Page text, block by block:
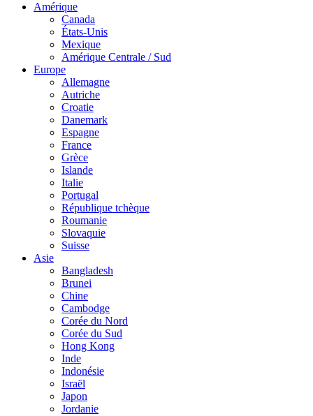
Amérique
Canada
États-Unis
Mexique
Amérique Centrale / Sud
Europe
Allemagne
Autriche
Croatie
Danemark
Espagne
France
Grèce
Islande
Italie
Portugal
République tchèque
Roumanie
Slovaquie
Suisse
Asie
Bangladesh
Brunei
Chine
Cambodge
Corée du Nord
Corée du Sud
Hong Kong
Inde
Indonésie
Israël
Japon
Jordanie